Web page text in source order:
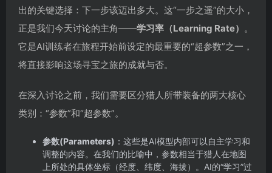
出的关键选择：下一步该迈出多大。这“一步之遥”的大小，
正是我们今天讨论的主角——学习率（Learning Rate） 。
它是AI训练者在旅程开始前设定的最重要的“超参数”之一，
将直接影响这场寻宝之旅的成就与否。
在深入讨论之前，我们需要区分猎人所带装备的两大核心
类别：“参数”和“超参数”。
参数(Parameters) ：这些是AI模型内部可以自主学习和
调整的内容。在我们的比喻中，参数相当于猎人在地图
上所处的具体坐标（经度、纬度、海拔）。AI的“学习”过